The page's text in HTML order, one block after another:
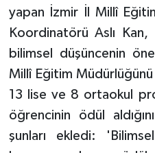
yapan İzmir İl Millî
Koordinatörü Aslı Kan,
bilimsel düşüncenin
Millî Eğitim
13 lise ve 8 ortaokul
öğrencinin ödül
şunları ekledi: